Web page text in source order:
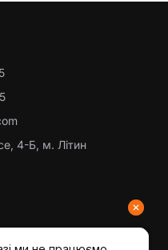
4-Б, м. Літин